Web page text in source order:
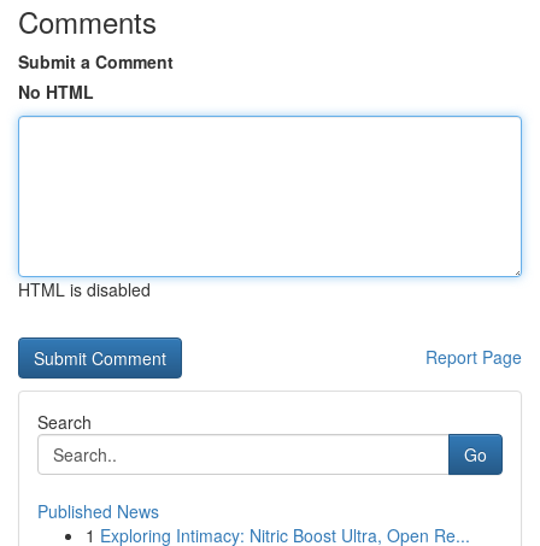
Comments
Submit a Comment
No HTML
HTML is disabled
Report Page
Search
Go
Published News
1 Exploring Intimacy: Nitric Boost Ultra, Open Re...